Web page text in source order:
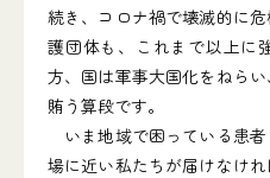
続き、コロナ禍で壊滅的に
護団体も、これまで以上に
方、国は軍事大国化をねら
賄う算段です。
いま地域で困っている患
場に近い私たちが届けなけ